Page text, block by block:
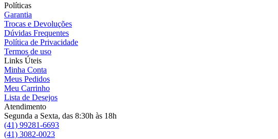
Políticas
Garantia
Trocas e Devoluções
Dúvidas Frequentes
Política de Privacidade
Termos de uso
Links Úteis
Minha Conta
Meus Pedidos
Meu Carrinho
Lista de Desejos
Atendimento
Segunda a Sexta, das 8:30h às 18h
(41) 99281-6693
(41) 3082-0023